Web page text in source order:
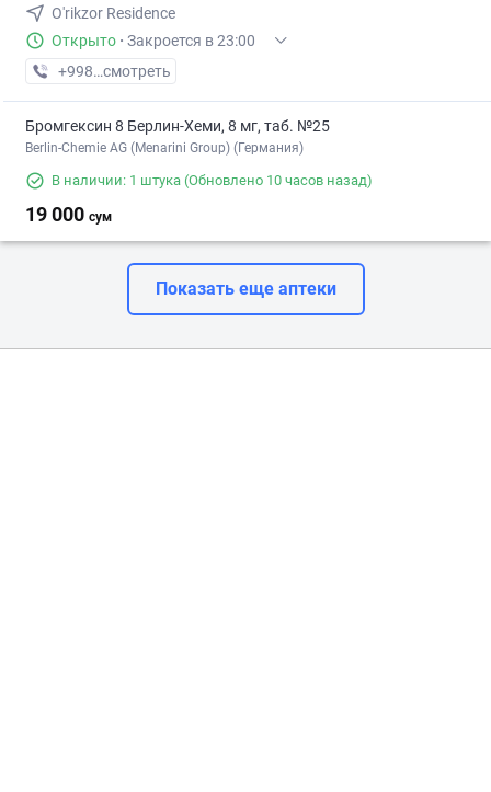
O'rikzor Residence
Открыто · Закроется в 23:00
+998 (77) XXX-XX-XX
смотреть
Бромгексин 8 Берлин-Хеми, 8 мг, таб. №25
Berlin-Chemie AG (Menarini Group) (Германия)
В наличии: 1 штука (Обновлено 10 часов назад)
19 000 сум
Показать еще аптеки